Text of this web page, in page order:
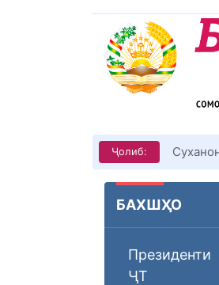
Ҷолиб:
БАХШҲО
Президенти
ҶТ